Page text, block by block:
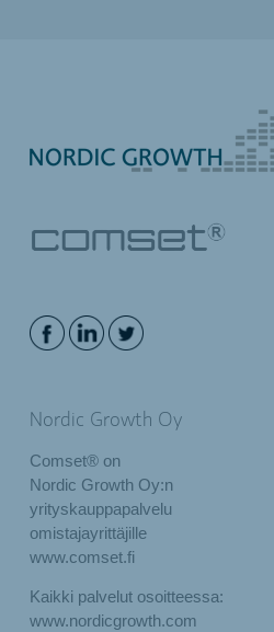
Nordic Growth Oy
Comset® on
Nordic Growth Oy:n
yrityskauppapalvelu
omistajayrittäjille
www.comset.fi
Kaikki palvelut osoitteessa:
www.nordicgrowth.com